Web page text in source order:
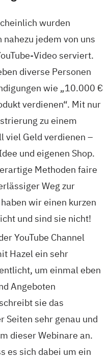
wurden
jedem von uns
Video serviert.
diverse Personen
wie „10.000 €
verdienen“. Mit nur
zu einem
viel Geld verdienen –
und eigenen Shop.
Methoden faire
Weg zur
wir einen kurzen
und sind sie nicht!
YouTube Channel
Hazel ein sehr
um einmal eben
Angeboten
sie das
Seiten sehr genau und
dieser Webinare an.
es sich dabei um ein